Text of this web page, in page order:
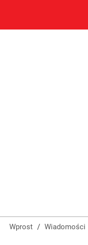
Wprost / Wiadomości